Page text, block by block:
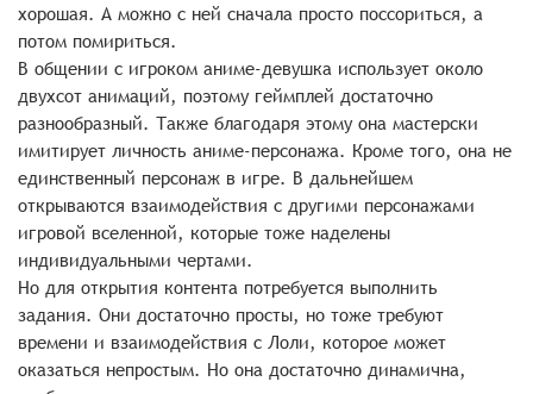
хорошая. А можно с ней сначала просто поссориться, а
потом помириться.
В общении с игроком аниме-девушка использует около
двухсот анимаций, поэтому геймплей достаточно
разнообразный. Также благодаря этому она мастерски
имитирует личность аниме-персонажа. Кроме того, она не
единственный персонаж в игре. В дальнейшем
открываются взаимодействия с другими персонажами
игровой вселенной, которые тоже наделены
индивидуальными чертами.
Но для открытия контента потребуется выполнить
задания. Они достаточно просты, но тоже требуют
времени и взаимодействия с Лоли, которое может
оказаться непростым. Но она достаточно динамична,